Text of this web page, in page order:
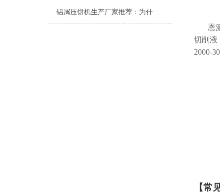
铝屑压饼机生产厂家推荐：为什么恩派特成为众多企业的优选？
恩
切削液
2000-
【常